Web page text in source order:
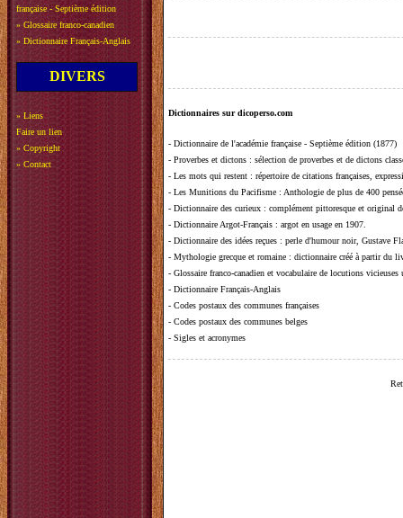
française - Septième édition
» Glossaire franco-canadien
» Dictionnaire Français-Anglais
DIVERS
» Liens
Faire un lien
» Copyright
» Contact
Dictionnaires sur dicoperso.com
- Dictionnaire de l'académie française - Septième édition (1877)
- Proverbes et dictons : sélection de proverbes et de dictons
- Les mots qui restent : répertoire de citations françaises,
- Les Munitions du Pacifisme : Anthologie de plus de 400
- Dictionnaire des curieux : complément pittoresque et original
- Dictionnaire Argot-Français : argot en usage en 1907.
- Dictionnaire des idées reçues : perle d'humour noir, Gustave
- Mythologie grecque et romaine : dictionnaire créé à partir du
- Glossaire franco-canadien et vocabulaire de locutions vicieuses
- Dictionnaire Français-Anglais
- Codes postaux des communes françaises
- Codes postaux des communes belges
- Sigles et acronymes